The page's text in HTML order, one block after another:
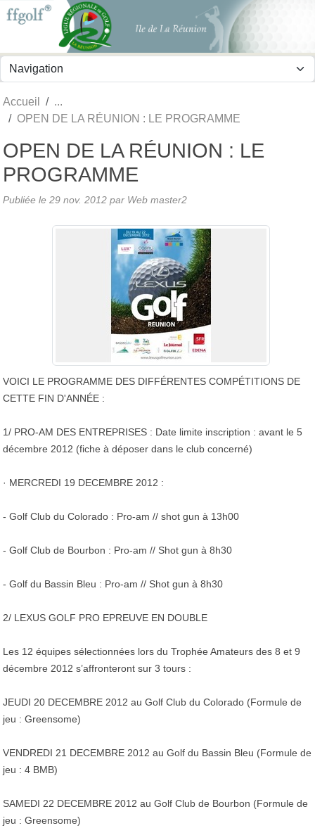
Accueil
OPEN DE LA RÉUNION : LE PROGRAMME
OPEN DE LA RÉUNION : LE
PROGRAMME
Publiée le 29 nov. 2012 par Web master2
VOICI LE PROGRAMME DES DIFFÉRENTES COMPÉTITIONS DE
CETTE FIN D'ANNÉE :
1/ PRO-AM DES ENTREPRISES : Date limite inscription : avant le 5
décembre 2012 (fiche à déposer dans le club concerné)
· MERCREDI 19 DECEMBRE 2012 :
- Golf Club du Colorado : Pro-am // shot gun à 13h00
- Golf Club de Bourbon : Pro-am // Shot gun à 8h30
- Golf du Bassin Bleu : Pro-am // Shot gun à 8h30
2/ LEXUS GOLF PRO EPREUVE EN DOUBLE
Les 12 équipes sélectionnées lors du Trophée Amateurs des 8 et 9
décembre 2012 s’affronteront sur 3 tours :
JEUDI 20 DECEMBRE 2012 au Golf Club du Colorado (Formule de
jeu : Greensome)
VENDREDI 21 DECEMBRE 2012 au Golf du Bassin Bleu (Formule de
jeu : 4 BMB)
SAMEDI 22 DECEMBRE 2012 au Golf Club de Bourbon (Formule de
jeu : Greensome)
Panneau de gestion des cookies